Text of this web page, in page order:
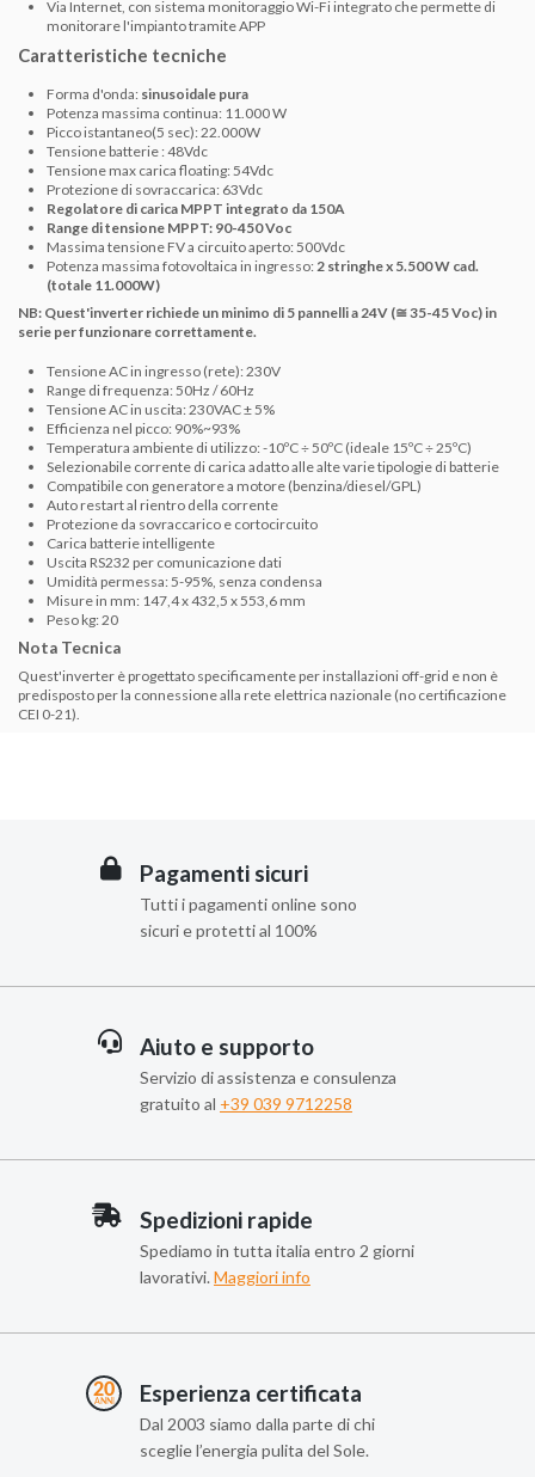
Via Internet, con sistema monitoraggio Wi-Fi integrato che permette di
monitorare l'impianto tramite APP
Caratteristiche tecniche
Forma d'onda: sinusoidale pura
Potenza massima continua: 11.000 W
Picco istantaneo(5 sec): 22.000W
Tensione batterie : 48Vdc
Tensione max carica floating: 54Vdc
Protezione di sovraccarica: 63Vdc
Regolatore di carica MPPT integrato da 150A
Range di tensione MPPT: 90-450 Voc
Massima tensione FV a circuito aperto: 500Vdc
Potenza massima fotovoltaica in ingresso: 2 stringhe x 5.500 W cad.
(totale 11.000W)
NB: Quest'inverter richiede un minimo di 5 pannelli a 24V (≅ 35-45 Voc)in
serie per funzionare correttamente.
Tensione AC in ingresso (rete): 230V
Range di frequenza: 50Hz / 60Hz
Tensione AC in uscita: 230VAC ± 5%
Efficienza nel picco: 90%~93%
Temperatura ambiente di utilizzo: -10ºC ÷ 50ºC (ideale 15ºC ÷ 25ºC)
Selezionabile corrente di carica adatto alle alte varie tipologie di batterie
Compatibile con generatore a motore (benzina/diesel/GPL)
Auto restart al rientro della corrente
Protezione da sovraccarico e cortocircuito
Carica batterie intelligente
Uscita RS232 per comunicazione dati
Umidità permessa: 5-95%, senza condensa
Misure in mm: 147,4 x 432,5 x 553,6 mm
Peso kg: 20
Nota Tecnica
Quest'inverter è progettato specificamente per installazioni off-grid e non è
predisposto per la connessione alla rete elettrica nazionale (no certificazione
CEI 0-21).
Pagamenti sicuri
Tutti i pagamenti online sono
sicuri e protetti al 100%
Aiuto e supporto
Servizio di assistenza e consulenza
gratuito al +39 039 9712258
Spedizioni rapide
Spediamo in tutta italia entro 2 giorni
lavorativi.Maggiori info
Esperienza certificata
Dal 2003 siamo dalla parte di chi
sceglie l’energia pulita del Sole.